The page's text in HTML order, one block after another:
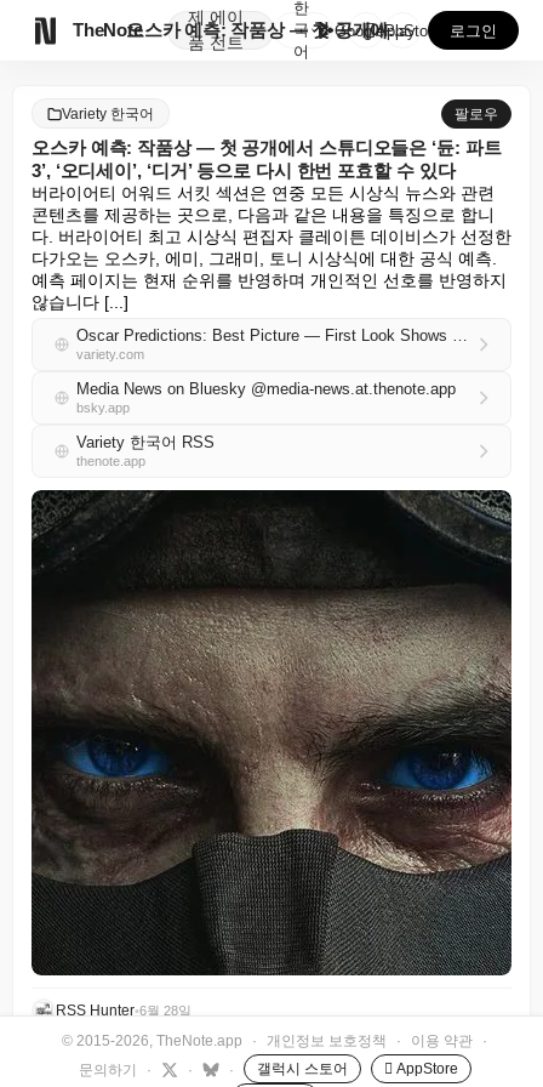
TheNote
제
품
에이
전트
오스카 예측: 작품상 — 첫 공개에서 스튜디오들은 ‘듄...
한
국
어
GooglePlay
AppStore 로그인
Variety 한국어 팔로우
오스카 예측: 작품상 — 첫 공개에서 스튜디오들은 ‘듄: 파트
3’, ‘오디세이’, ‘디거’ 등으로 다시 한번 포효할 수 있다
버라이어티 어워드 서킷 섹션은 연중 모든 시상식 뉴스와 관련
콘텐츠를 제공하는 곳으로, 다음과 같은 내용을 특징으로 합니
다. 버라이어티 최고 시상식 편집자 클레이튼 데이비스가 선정한
다가오는 오스카, 에미, 그래미, 토니 시상식에 대한 공식 예측.
예측 페이지는 현재 순위를 반영하며 개인적인 선호를 반영하지
않습니다 [...]
Oscar Predictions: Best Picture — First Look Shows Studios Could Roar Back With ‘Dune: Part Three,’ ‘The Odyssey,’ ‘Digger’ and More
variety.com
Media News on Bluesky @media-news.at.thenote.app
bsky.app
Variety 한국어 RSS
thenote.app
RSS Hunter•6월 28일
© 2015-2026, TheNote.app · 개인정보 보호정책 · 이용 약관
·
문의하기
· · · 갤럭시 스토어  AppStore